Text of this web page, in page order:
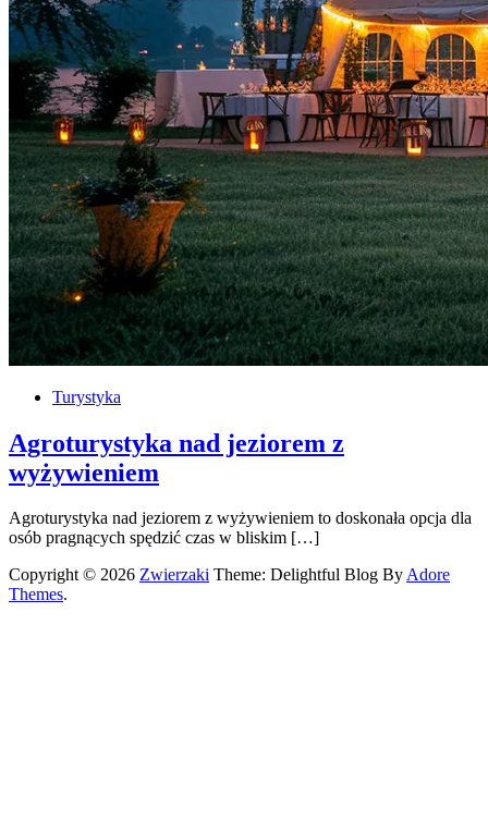
Turystyka
Agroturystyka nad jeziorem z
wyżywieniem
Agroturystyka nad jeziorem z wyżywieniem to doskonała opcja dla
osób pragnących spędzić czas w bliskim […]
Copyright © 2026 Zwierzaki Theme: Delightful Blog ByAdore
Themes.